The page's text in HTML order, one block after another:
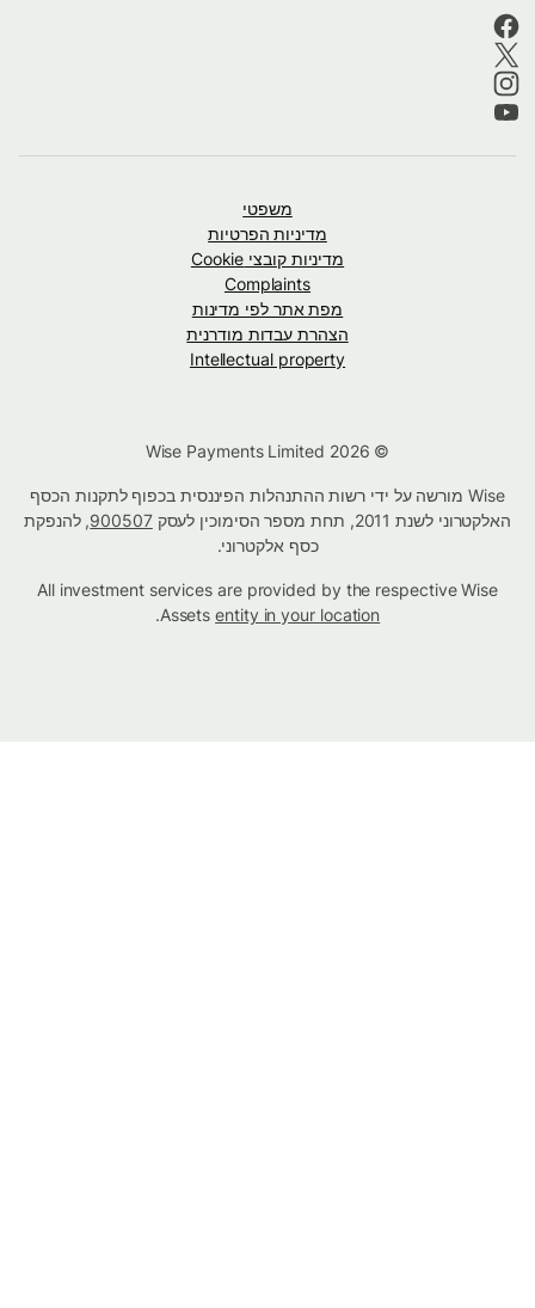
משפטי
מדיניות הפרטיות
מדיניות קובצי Cookie
Complaints
מפת אתר לפי מדינות
הצהרת עבדות מודרנית
Intellectual property
Wise מורשה על ידי רשות ההתנהלות הפיננסית בכפוף לתקנות הכסף
האלקטרוני לשנת 2011, תחת מספר הסימוכין לעסק
900507, להנפקת
כסף אלקטרוני.
All investment services are provided by the respective Wise
Assetsentity in your location
.